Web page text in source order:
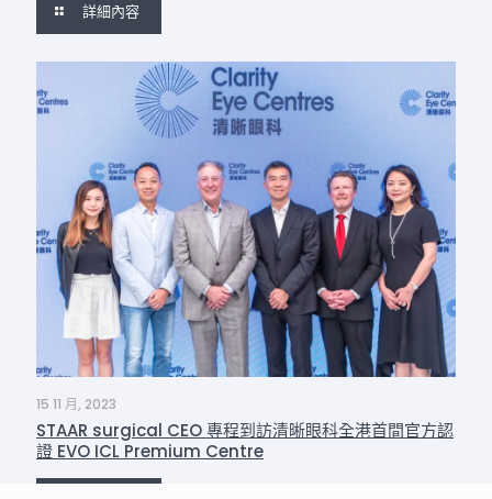
詳細內容
15 11 月, 2023
STAAR surgical CEO 專程到訪清晰眼科全港首間官方認
證 EVO ICL Premium Centre